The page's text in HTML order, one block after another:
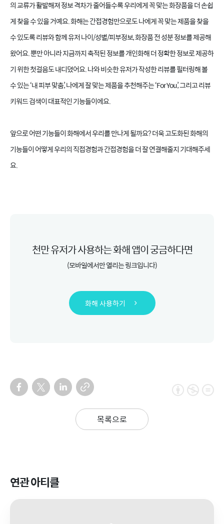
의 교류가 활발해져 정보 격차가 줄어들수록 우리에게 꼭 맞는 화장품을 더 손쉽
게 찾을 수 있을 거예요. 화해는 간접경험만으로도 나에게 꼭 맞는 제품을 찾을
수 있도록 리뷰와 함께 유저 나이/성별/피부정보, 화장품 전 성분 정보를 제공해
왔어요. 뿐만 아니라 지금까지 축적된 정보를 개인화해 더 정확한 정보로 제공하
기 위한 첫걸음도 내디뎠어요. 나와 비슷한 유저가 작성한 리뷰를 필터링해 볼
수 있는 ‘내 피부 맞춤’, 나에게 잘 맞는 제품을 추천해주는 ‘For You’, 그리고 리뷰
키워드 검색이 대표적인 기능들이에요.
앞으로 어떤 기능들이 화해에서 우리를 만나게 될까요? 더욱 고도화된 화해의
기능들이 어떻게 우리의 직접경험과 간접경험을 더 잘 연결해줄지 기대해주세
요.
천만 유저가 사용하는 화해 앱이 궁금하다면
(모바일에서만 열리는 링크입니다)
화해 사용하기
목록으로
연관 아티클